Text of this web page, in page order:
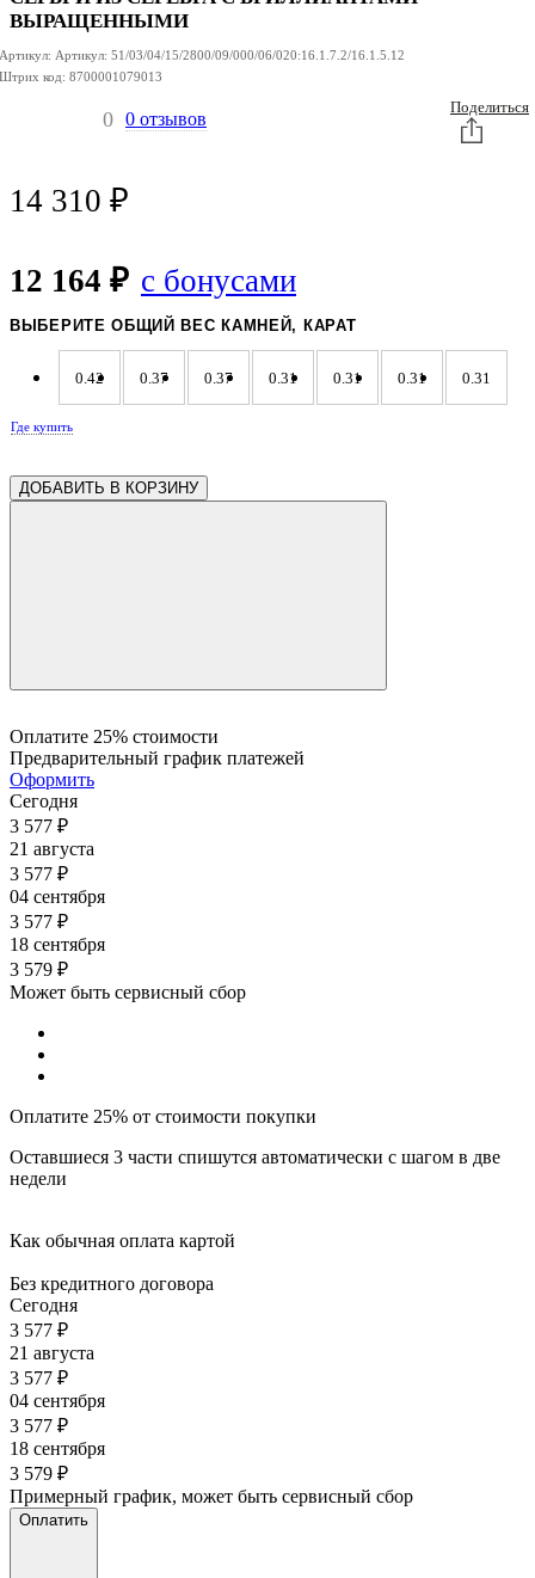
СЕРЕБРА
СЕРЕБРА
СЕРЕБРА
ВЫРАЩЕННЫМИ
Артикул: Артикул: 51/03/04/15/2800/09/000/06/020:16.1.7.2/16.1.5.12
Штрих код: 8700001079013
0 0 отзывов
Поделиться
14 310 ₽
12 164 ₽ с бонусами
ВЫБЕРИТЕ ОБЩИЙ ВЕС КАМНЕЙ, КАРАТ
0.42 0.37 0.37 0.31 0.31 0.31 0.31
0.31 0.31 0.31 0.31 0.30
Где купить
ДОБАВИТЬ В КОРЗИНУ
Оплатите 25% стоимости
Предварительный график платежей
Оформить
Сегодня
3 577 ₽
21 августа
3 577 ₽
04 сентября
3 577 ₽
18 сентября
3 579 ₽
Может быть сервисный сбор
Оплатите 25% от стоимости покупки
Оставшиеся 3 части спишутся автоматически с шагом в две
недели
Как обычная оплата картой
Без кредитного договора
Сегодня
3 577 ₽
21 августа
3 577 ₽
04 сентября
3 577 ₽
18 сентября
3 579 ₽
Примерный график, может быть сервисный сбор
Оплатить